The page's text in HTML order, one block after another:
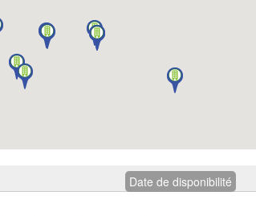
Date de disponibilité